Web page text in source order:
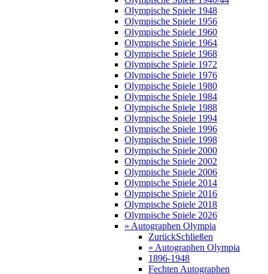
Olympische Spiele 1948
Olympische Spiele 1956
Olympische Spiele 1960
Olympische Spiele 1964
Olympische Spiele 1968
Olympische Spiele 1972
Olympische Spiele 1976
Olympische Spiele 1980
Olympische Spiele 1984
Olympische Spiele 1988
Olympische Spiele 1994
Olympische Spiele 1996
Olympische Spiele 1998
Olympische Spiele 2000
Olympische Spiele 2002
Olympische Spiele 2006
Olympische Spiele 2014
Olympische Spiele 2016
Olympische Spiele 2018
Olympische Spiele 2026
» Autographen Olympia
ZurückSchließen
» Autographen Olympia
1896-1948
Fechten Autographen